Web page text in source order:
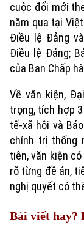
cuộc đổi mới
năm qua tại
Điều lệ Đảng
Điều lệ Đảng;
của Ban Chấp
Về văn kiện,
trọng, tích hợp
tế-xã hội và
chính trị thống
tiên, văn kiện
rõ từng đề án,
nghị quyết có
Bài viết hay?